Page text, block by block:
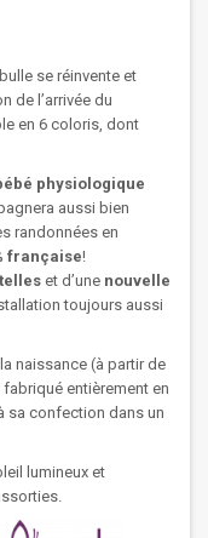
se réinvente et
de l’arrivée du
en 6 coloris, dont
physiologique
aussi bien
randonnées en
française!
et d’une nouvelle
toujours aussi
naissance (à partir de
entièrement en
sa confection dans un
lumineux et